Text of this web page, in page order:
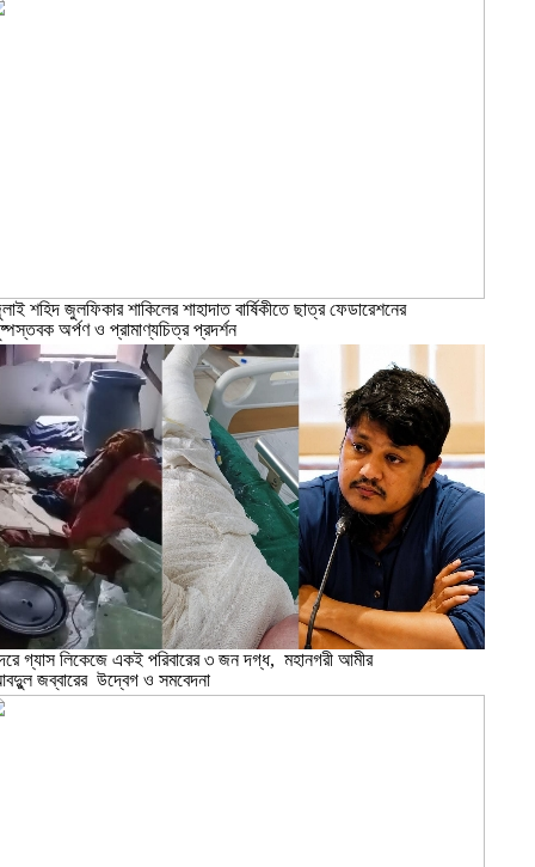
শহিদ জুলফিকার শাকিলের শাহাদাত বার্ষিকীতে ছাত্র ফেডারেশনের
অর্পণ ও প্রামাণ্যচিত্র প্রদর্শন
গ্যাস লিকেজে একই পরিবারের ৩ জন দগ্ধ, মহানগরী আমীর
জব্বারের উদ্বেগ ও সমবেদনা